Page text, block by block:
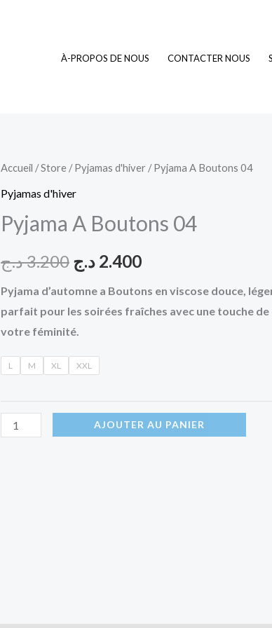
À-PROPOS DE NOUS CONTACTER NOUS
Accueil /Store /Pyjamas d'hiver / Pyjama A Boutons 04
Pyjamas d'hiver
Pyjama A Boutons 04
3.200د.ج
Le
prix
initial
était :
3.200 د.ج.
2.400 د.ج
Le
actuel
est :
2.400 د.ج.
Pyjama d’automne a Boutons en viscose douce,
parfait pour les soirées fraîches avec une touche de
votre féminité.
L M XL XXL
quantité
de
A
04
AJOUTER AU PANIER